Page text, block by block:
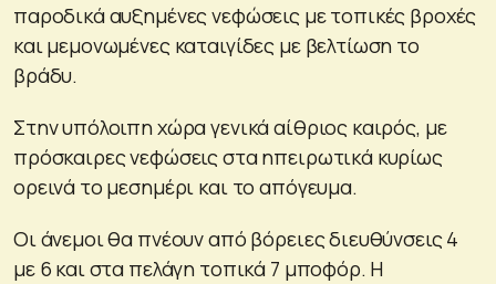
παροδικά αυξημένες νεφώσεις με τοπικές βροχές
και μεμονωμένες καταιγίδες με βελτίωση το
βράδυ.
Στην υπόλοιπη χώρα γενικά αίθριος καιρός, με
πρόσκαιρες νεφώσεις στα ηπειρωτικά κυρίως
ορεινά το μεσημέρι και το απόγευμα.
Οι άνεμοι θα πνέουν από βόρειες διευθύνσεις 4
με 6 και στα πελάγη τοπικά 7 μποφόρ. Η